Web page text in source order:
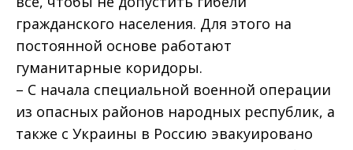
гражданского населения. Для этого на
постоянной основе работают
гуманитарные коридоры.
– С начала специальной военной операции
из опасных районов народных республик, а
также с Украины в Россию эвакуировано